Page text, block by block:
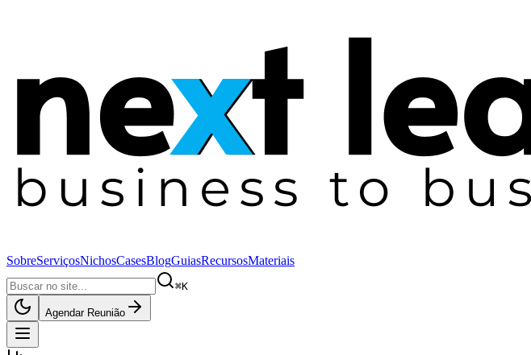
SobreServiçosNichosCasesBlogGuiasRecursosMateriais
⌘K
Agendar Reunião